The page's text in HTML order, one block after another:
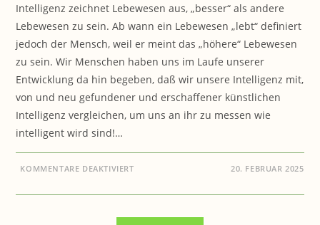
Intelligenz zeichnet Lebewesen aus, „besser“ als andere
Lebewesen zu sein. Ab wann ein Lebewesen „lebt“ definiert
jedoch der Mensch, weil er meint das „höhere“ Lebewesen
zu sein. Wir Menschen haben uns im Laufe unserer
Entwicklung da hin begeben, daß wir unsere Intelligenz mit,
von und neu gefundener und erschaffener künstlichen
Intelligenz vergleichen, um uns an ihr zu messen wie
intelligent wird sind!…
KOMMENTARE DEAKTIVIERTFÜR
GROK
20. FEBRUAR 2025